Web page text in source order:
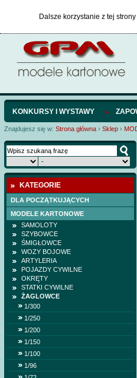
Dalsze korzystanie z tej
KONKURSY I WYSTAWY
Znajdujesz się w: Strona główna › Sklep ›
KATEGORIE
DLA POCZĄTKUJĄCYCH
MODELE KARTONOWE
SAMOLOTY
SZYBOWCE
ŚMIGŁOWCE
WOZY BOJOWE
ARTYLERIA
POJAZDY CYWILNE
OKRĘTY
STATKI CYWILNE
ŻAGLOWCE
1/300
1/250
1/200
1/150
1/100
1/96